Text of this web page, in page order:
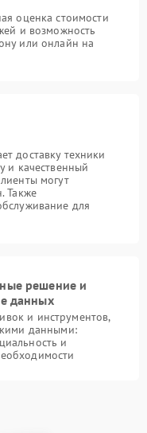
оценка стоимости
и возможность
или онлайн на
доставку техники
и качественный
могут
Также
для
решение и
данных
и инструментов,
данными:
и